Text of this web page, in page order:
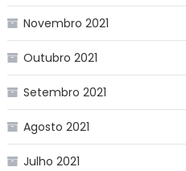
Novembro 2021
Outubro 2021
Setembro 2021
Agosto 2021
Julho 2021